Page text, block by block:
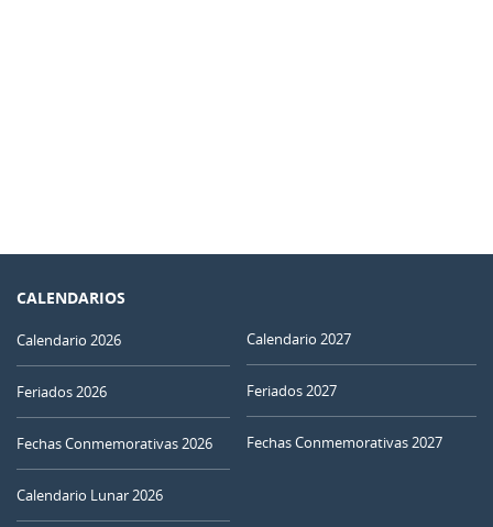
CALENDARIOS
Calendario 2026
Feriados 2026
Fechas Conmemorativas 2026
Calendario Lunar 2026
Calendario 2027
Feriados 2027
Fechas Conmemorativas 2027